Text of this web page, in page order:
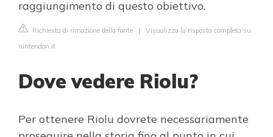
raggiungimento di questo obiettivo.
Richiesta di rimozione della fonte | Visualizza la risposta completa su
nintendon.it
Dove vedere Riolu?
Per ottenere Riolu dovrete necessariamente